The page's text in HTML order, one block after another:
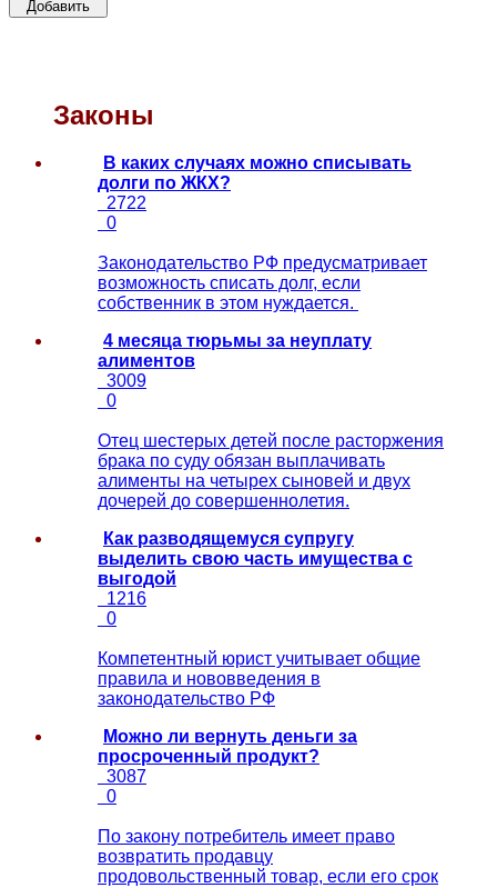
Законы
В каких случаях можно списывать
долги по ЖКХ?
2722
0
Законодательство РФ предусматривает
возможность списать долг, если
собственник в этом нуждается.
4 месяца тюрьмы за неуплату
алиментов
3009
0
Отец шестерых детей после расторжения
брака по суду обязан выплачивать
алименты на четырех сыновей и двух
дочерей до совершеннолетия.
Как разводящемуся супругу
выделить свою часть имущества с
выгодой
1216
0
Компетентный юрист учитывает общие
правила и нововведения в
законодательство РФ
Можно ли вернуть деньги за
просроченный продукт?
3087
0
По закону потребитель имеет право
возвратить продавцу
продовольственный товар, если его срок